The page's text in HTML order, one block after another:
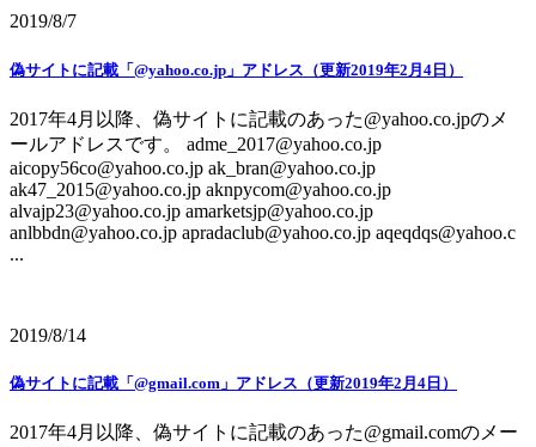
2019/8/7
偽サイトに記載「@yahoo.co.jp」アドレス（更新2019年2月4日）
2017年4月以降、偽サイトに記載のあった@yahoo.co.jpのメ
ールアドレスです。 adme_2017@yahoo.co.jp
aicopy56co@yahoo.co.jp ak_bran@yahoo.co.jp
ak47_2015@yahoo.co.jp aknpycom@yahoo.co.jp
alvajp23@yahoo.co.jp amarketsjp@yahoo.co.jp
anlbbdn@yahoo.co.jp apradaclub@yahoo.co.jp aqeqdqs@yahoo.c
...
2019/8/14
偽サイトに記載「@gmail.com」アドレス（更新2019年2月4日）
2017年4月以降、偽サイトに記載のあった@gmail.comのメー